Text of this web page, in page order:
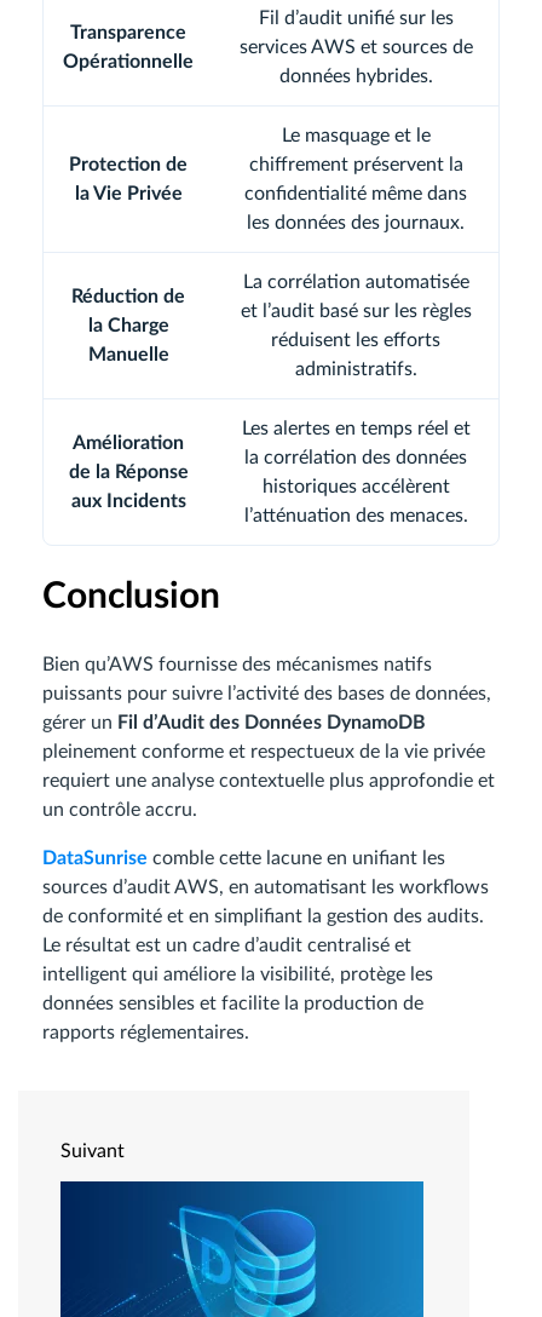
Transparence
Opérationnelle
Fil d’audit unifié sur les
services AWS et sources de
données hybrides.
Protection de
la Vie Privée
Le masquage et le
chiffrement préservent la
confidentialité même dans
les données des journaux.
Réduction de
la Charge
Manuelle
La corrélation automatisée
et l’audit basé sur les règles
réduisent les efforts
administratifs.
Amélioration
de la Réponse
aux Incidents
Les alertes en temps réel et
la corrélation des données
historiques accélèrent
l’atténuation des menaces.
Conclusion
Bien qu’AWS fournisse des mécanismes natifs
puissants pour suivre l’activité des bases de données,
gérer un Fil d’Audit des Données DynamoDB
pleinement conforme et respectueux de la vie privée
requiert une analyse contextuelle plus approfondie et
un contrôle accru.
DataSunrise comble cette lacune en unifiant les
sources d’audit AWS, en automatisant les workflows
de conformité et en simplifiant la gestion des audits.
Le résultat est un cadre d’audit centralisé et
intelligent qui améliore la visibilité, protège les
données sensibles et facilite la production de
rapports réglementaires.
Suivant